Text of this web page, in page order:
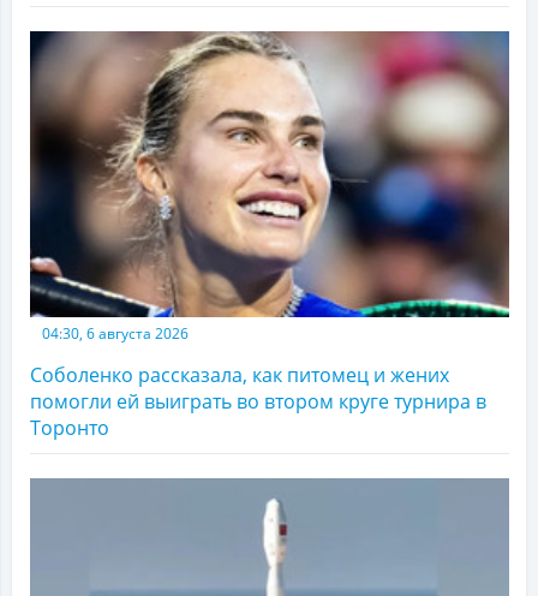
04:30, 6 августа 2026
Соболенко рассказала, как питомец и жених
помогли ей выиграть во втором круге турнира в
Торонто